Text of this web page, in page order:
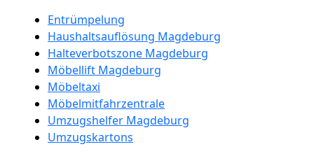
Entrümpelung
Haushaltsauflösung Magdeburg
Halteverbotszone Magdeburg
Möbellift Magdeburg
Möbeltaxi
Möbelmitfahrzentrale
Umzugshelfer Magdeburg
Umzugskartons